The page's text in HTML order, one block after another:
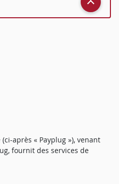
après « Payplug »), venant
fournit des services de